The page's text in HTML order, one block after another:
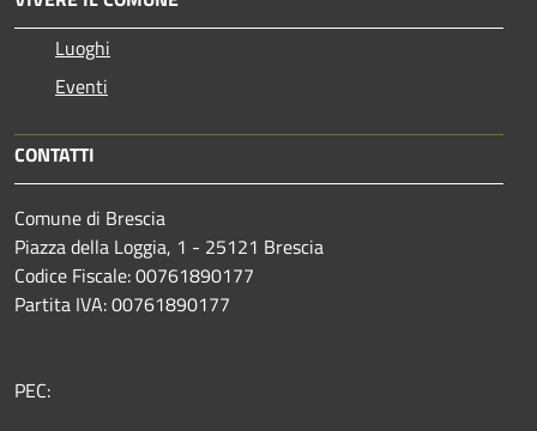
Luoghi
Eventi
CONTATTI
Comune di Brescia
Piazza della Loggia, 1 - 25121 Brescia
Codice Fiscale: 00761890177
Partita IVA: 00761890177
PEC: